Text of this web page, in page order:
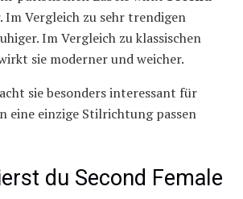
Im Vergleich zu sehr trendigen
Im Vergleich zu klassischen
sie moderner und weicher.
sie besonders interessant für
eine einzige Stilrichtung passen
du Second Female